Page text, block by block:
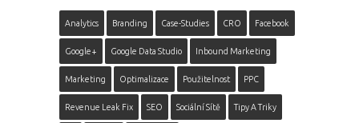
Analytics Branding Case-Studies CRO Facebook
Google+ Google Data Studio Inbound Marketing
Marketing Optimalizace Použitelnost PPC
Revenue Leak Fix SEO Sociální Sítě Tipy A Triky